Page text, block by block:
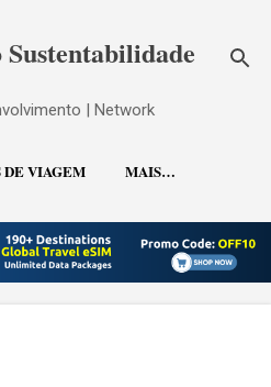
| Network
DE VIAGEM MAIS…